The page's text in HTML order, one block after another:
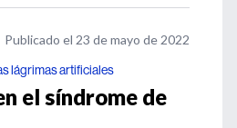
Publicado el 23 de mayo de 2022
lágrimas artificiales
el síndrome de